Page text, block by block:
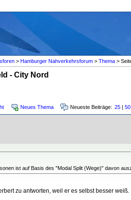
> Hamburger Nahverkehrsforum > Thema >
- City Nord
Neues Thema Neueste Beiträge: 25 | 50
ist auf Basis des "Modal Split (Wege)" davon
zu antworten, weil er es selbst besser weiß.